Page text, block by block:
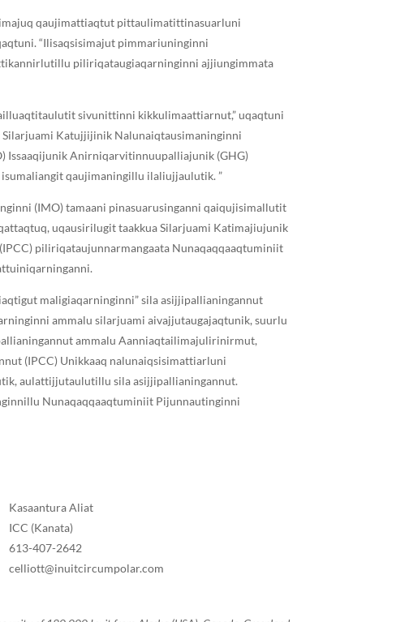
qaujimattiaqtut pittaulimatittinasuarluni
“Ilisaqsisimajut pimmariuninginni
piliriqataugiaqarninginni ajjiungimmata
sivunittinni kikkulimaattiarnut,” uqaqtuni
Katujjijinik Nalunaiqtausimaninginni
Issaaqijunik Anirniqarvitinnuupalliajunik (GHG)
qaujimaningillu ilaliujjaulutik. ”
(IMO) tamaani pinasuarusinganni qaiqujisimallutit
uqausirilugit taakkua Silarjuami Katimajiujunik
piliriqataujunnarmangaata Nunaqaqqaaqtuminiit
maligiaqarninginni” sila asijjipallianingannut
ammalu silarjuami aivajjutaugajaqtunik, suurlu
ammalu Aanniaqtailimajulirinirmut,
(IPCC) Unikkaaq nalunaiqsisimattiarluni
aulattijjutaulutillu sila asijjipallianingannut.
Nunaqaqqaaqtuminiit Pijunnautinginni
Kasaantura Aliat
ICC (Kanata)
613-407-2642
celliott@inuitcircumpolar.com